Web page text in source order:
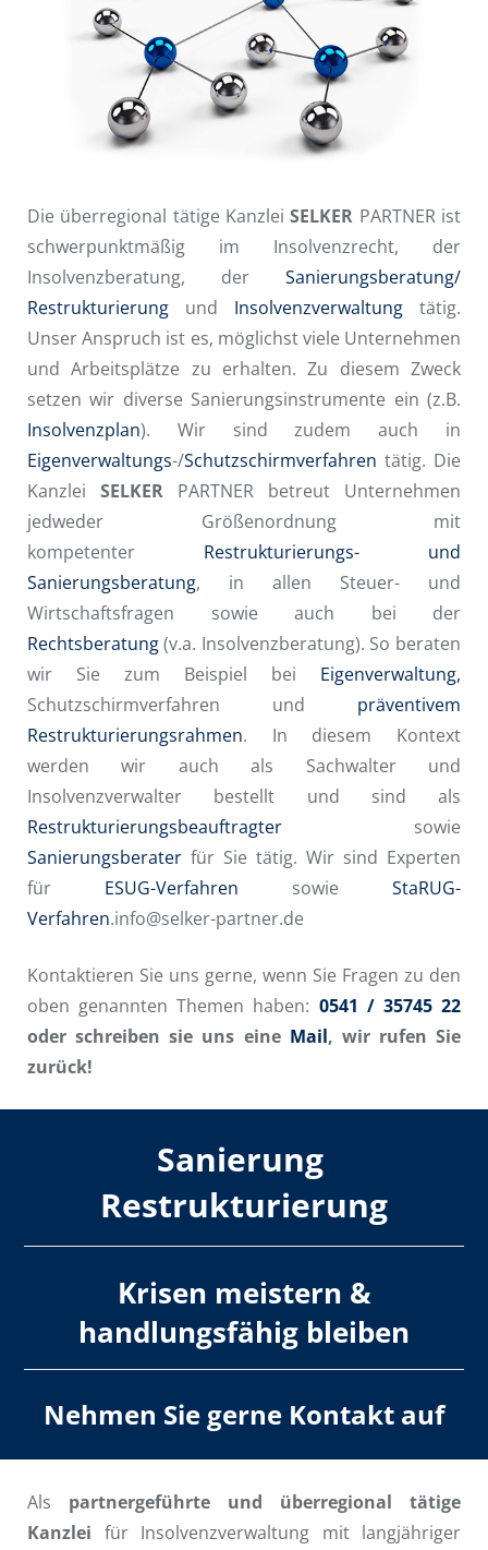
Die überregional tätige KanzleiSELKER PARTNER ist
schwerpunktmäßig im Insolvenzrecht, der
Insolvenzberatung, der Sanierungsberatung/
Restrukturierung und Insolvenzverwaltung tätig.
Unser Anspruch ist es, möglichst viele Unternehmen
und Arbeitsplätze zu erhalten. Zu diesem Zweck
setzen wir diverse Sanierungsinstrumente ein (z.B.
Insolvenzplan). Wir sind zudem auch in
Eigenverwaltungs-/Schutzschirmverfahren tätig. Die
Kanzlei SELKER PARTNER betreut Unternehmen
jedweder Größenordnung mit
kompetenter Restrukturierungs- und
Sanierungsberatung, in allen Steuer- und
Wirtschaftsfragen sowie auch bei der
Rechtsberatung(v.a. Insolvenzberatung). So beraten
wir Sie zum Beispiel bei Eigenverwaltung,
Schutzschirmverfahren und präventivem
Restrukturierungsrahmen. In diesem Kontext
werden wir auch als Sachwalter und
Insolvenzverwalter bestellt und sind als
Restrukturierungsbeauftragter sowie
Sanierungsberater für Sie tätig. Wir sind Experten
für ESUG-Verfahren sowie StaRUG-
Verfahren.info@selker-partner.de
Kontaktieren Sie uns gerne, wenn Sie Fragen zu den
oben genannten Themen haben: 0541 / 35745 22
oder schreiben sie uns eine Mail, wir rufen Sie
zurück!
Sanierung
Restrukturierung
Krisen meistern &
handlungsfähig bleiben
Nehmen Sie gerne Kontakt auf
Als partnergeführte und überregional tätige
Kanzlei für Insolvenzverwaltung mit langjähriger